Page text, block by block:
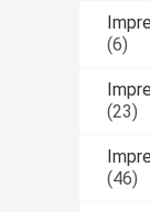
(6)
(23)
(46)